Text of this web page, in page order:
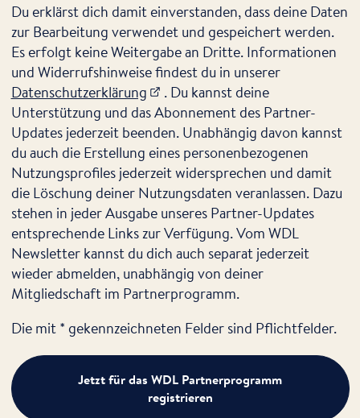
Du erklärst dich damit einverstanden, dass deine Daten
zur Bearbeitung verwendet und gespeichert werden.
Es erfolgt keine Weitergabe an Dritte. Informationen
und Widerrufshinweise findest du in unserer
Datenschutzerklärung
. Du kannst deine
Unterstützung und das Abonnement des Partner-
Updates jederzeit beenden. Unabhängig davon kannst
du auch die Erstellung eines personenbezogenen
Nutzungsprofiles jederzeit widersprechen und damit
die Löschung deiner Nutzungsdaten veranlassen. Dazu
stehen in jeder Ausgabe unseres Partner-Updates
entsprechende Links zur Verfügung. Vom WDL
Newsletter kannst du dich auch separat jederzeit
wieder abmelden, unabhängig von deiner
Mitgliedschaft im Partnerprogramm.
Die mit * gekennzeichneten Felder sind Pflichtfelder.
Jetzt für das WDL Partnerprogramm
registrieren